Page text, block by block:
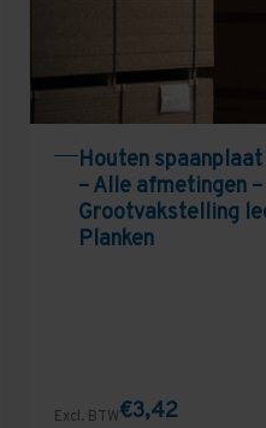
Houten
– Alle afmetingen –
Grootvakstelling
Planken
Excl. BTW€3,42